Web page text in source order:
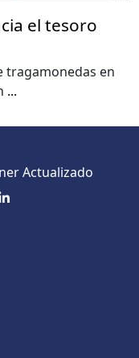
el tesoro
tragamonedas en
...
Actualizado